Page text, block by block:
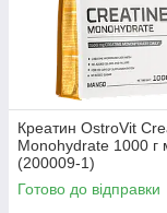
Креатин OstroVit
Monohydrate 1000 г
(200009-1)
Готово до відправки